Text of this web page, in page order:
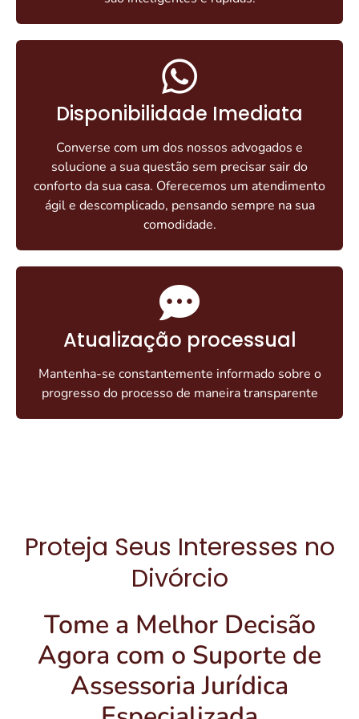
Disponibilidade Imediata
Converse com um dos nossos advogados e
solucione a sua questão sem precisar sair do
conforto da sua casa. Oferecemos um atendimento
ágil e descomplicado, pensando sempre na sua
comodidade.
Atualização processual
Mantenha-se constantemente informado sobre o
progresso do processo de maneira transparente
Proteja Seus Interesses no
Divórcio
Tome a Melhor Decisão
Agora com o Suporte de
Assessoria Jurídica